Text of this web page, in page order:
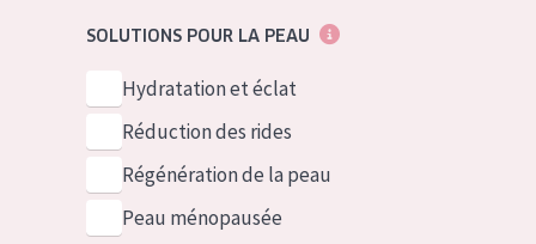
SOLUTIONS POUR LA PEAU
Hydratation et éclat
Réduction des rides
Régénération de la peau
Peau ménopausée